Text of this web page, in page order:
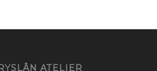
ATELIER